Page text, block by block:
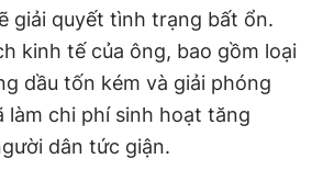
giải quyết tình trạng bất ổn.
kinh tế của ông, bao gồm loại
dầu tốn kém và giải phóng
làm chi phí sinh hoạt tăng
dân tức giận.